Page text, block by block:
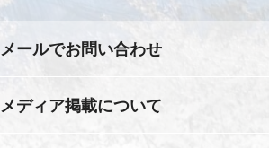
メールでお問い合わせ
メディア掲載について